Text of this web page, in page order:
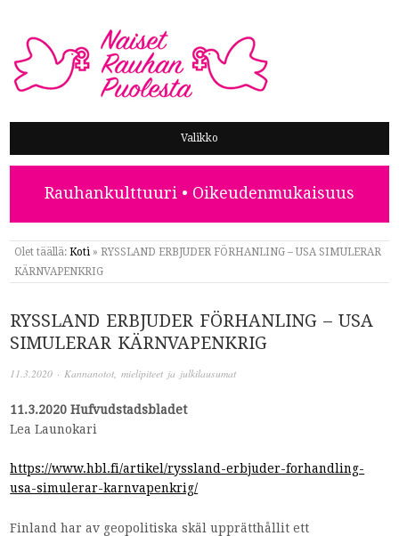
NAISET RAUHAN PUOLESTA
Valikko
Rauhankulttuuri • Oikeudenmukaisuus
Olet täällä: Koti » RYSSLAND ERBJUDER FÖRHANLING – USA SIMULERAR
KÄRNVAPENKRIG
RYSSLAND ERBJUDER FÖRHANLING – USA
SIMULERAR KÄRNVAPENKRIG
11.3.2020 ·Kannanotot, mielipiteet ja julkilausumat
11.3.2020 Hufvudstadsbladet
Lea Launokari
https://www.hbl.fi/artikel/ryssland-erbjuder-forhandling-
usa-simulerar-karnvapenkrig/
Finland har av geopolitiska skäl upprätthållit ett